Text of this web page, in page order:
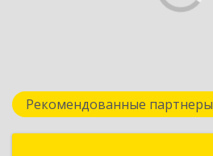
Рекомендованные партнеры